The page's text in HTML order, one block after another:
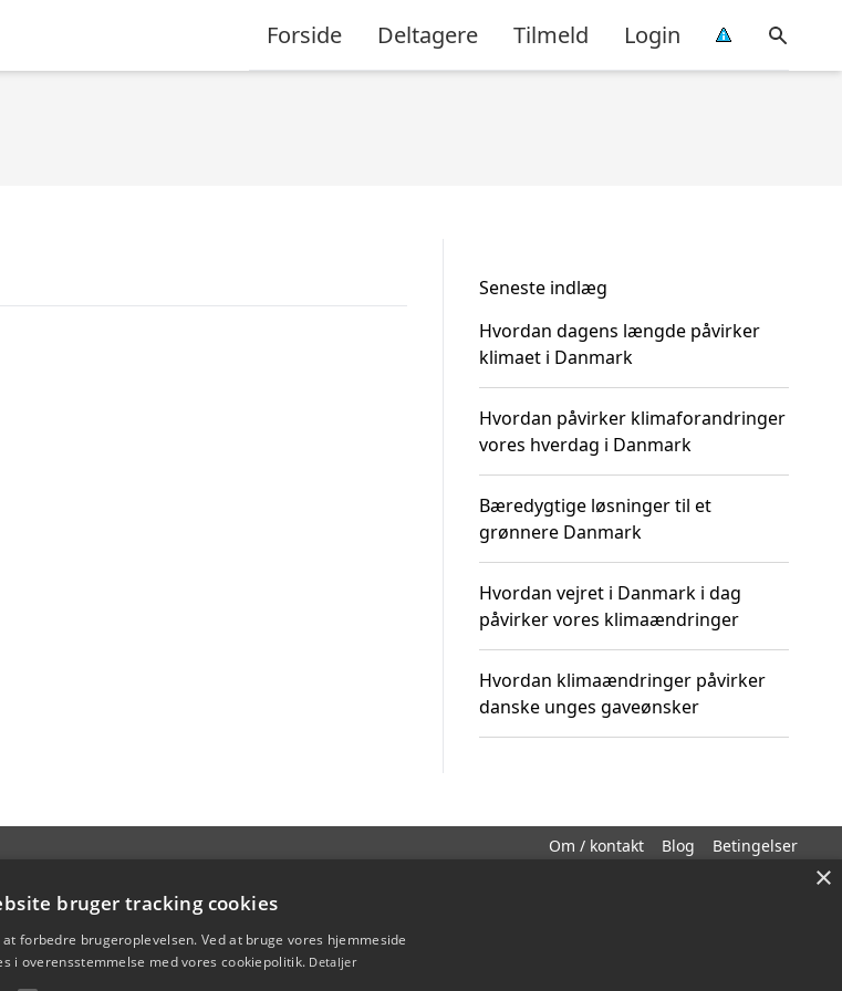
Forside Deltagere Tilmeld Login
Seneste indlæg
Hvordan dagens længde påvirker
klimaet i Danmark
Hvordan påvirker klimaforandringer
vores hverdag i Danmark
Bæredygtige løsninger til et
grønnere Danmark
Hvordan vejret i Danmark i dag
påvirker vores klimaændringer
Hvordan klimaændringer påvirker
danske unges gaveønsker
Om / kontakt Blog Betingelser
×
bruger tracking cookies
forbedre brugeroplevelsen. Ved at bruge vores hjemmeside
i overensstemmelse med vores cookiepolitik. Detaljer